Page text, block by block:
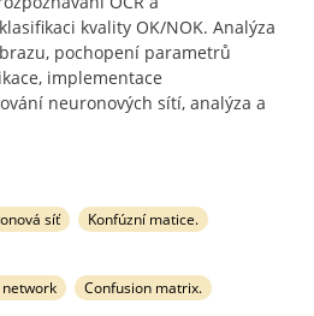
kvality OK/NOK. Analýza
pochopení parametrů
implementace
neuronových sítí, analýza a
síť Konfúzní matice.
Confusion matrix.